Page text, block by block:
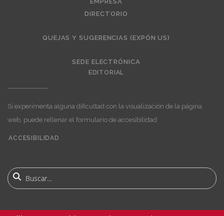
DIRECTORIO
QUEJAS Y SUGERENCIAS (EXPÓN US)
SEDE ELECTRÓNICA
EDITORIAL
Si experimenta alguna dificultad con la visualización de la página
web, puede rellenar el formulario de accesibilidad
menu
ACCESIBILIDAD
Buscar